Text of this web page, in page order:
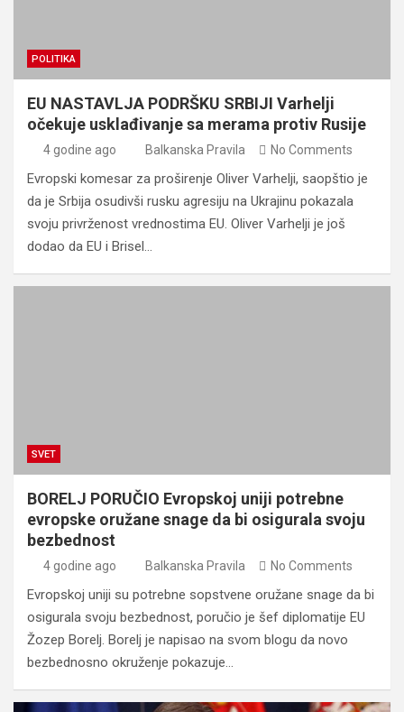
POLITIKA
EU NASTAVLJA PODRŠKU SRBIJI Varhelji
očekuje usklađivanje sa merama protiv Rusije
4 godine ago Balkanska Pravila No Comments
Evropski komesar za proširenje Oliver Varhelji, saopštio je
da je Srbija osudivši rusku agresiju na Ukrajinu pokazala
svoju privrženost vrednostima EU. Oliver Varhelji je još
dodao da EU i Brisel…
SVET
BORELJ PORUČIO Evropskoj uniji potrebne
evropske oružane snage da bi osigurala svoju
bezbednost
4 godine ago Balkanska Pravila No Comments
Evropskoj uniji su potrebne sopstvene oružane snage da bi
osigurala svoju bezbednost, poručio je šef diplomatije EU
Žozep Borelj. Borelj je napisao na svom blogu da novo
bezbednosno okruženje pokazuje…